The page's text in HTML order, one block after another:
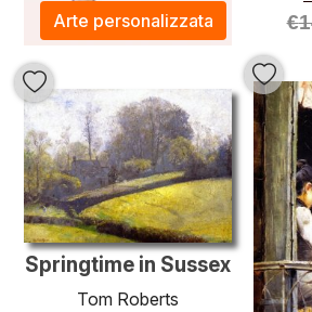
Arte personalizzata
€
Springtime in Sussex
Tom Roberts